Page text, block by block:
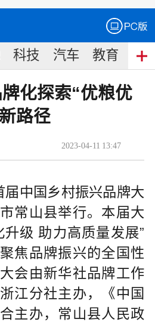
科技 汽车 教育 食
化探索“优粮优
路径
2023-04-11 13:47
届中国乡村振兴品牌大
常山县举行。本届大
升级 助力高质量发展”
焦品牌振兴的全国性
会由新华社品牌工作
江分社主办，《中国
主办，常山县人民政